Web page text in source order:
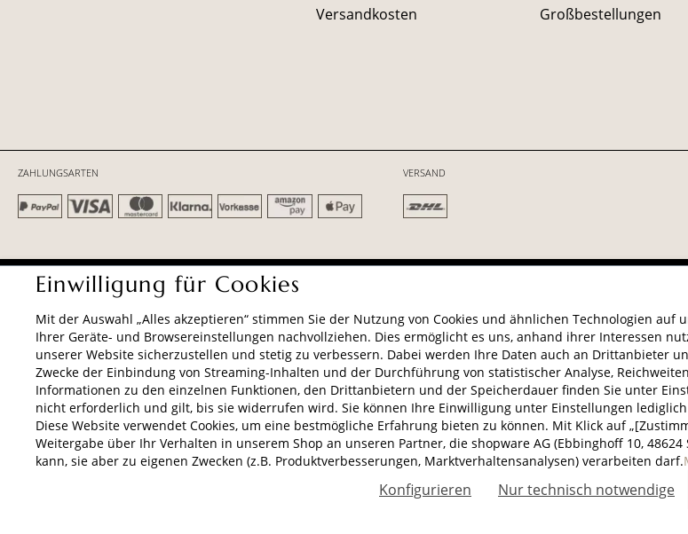
Versandkosten
Großbestellungen
ZAHLUNGSARTEN VERSAND
Datenschutz Impressum
Einwilligung für Cookies
Mit der Auswahl „Alles akzeptieren“ stimmen Sie der Nutzung von Cookies und ähnlichen Technologien
Ihrer Geräte- und Browsereinstellungen nachvollziehen. Dies ermöglicht es uns, anhand ihrer Interessen
unserer Website sicherzustellen und stetig zu verbessern. Dabei werden Ihre Daten auch an Drittanbieter
Zwecke der Einbindung von Streaming-Inhalten und der Durchführung von statistischer Analyse,
Informationen zu den einzelnen Funktionen, den Drittanbietern und der Speicherdauer finden Sie unter
nicht erforderlich und gilt, bis sie widerrufen wird. Sie können Ihre Einwilligung unter Einstellungen
Diese Website verwendet Cookies, um eine bestmögliche Erfahrung bieten zu können. Mit Klick auf
Weitergabe über Ihr Verhalten in unserem Shop an unseren Partner, die shopware AG (Ebbinghoff 10,
kann, sie aber zu eigenen Zwecken (z.B. Produktverbesserungen, Marktverhaltensanalysen) verarbeiten darf.
Nur technisch notwendige
Konfigurieren